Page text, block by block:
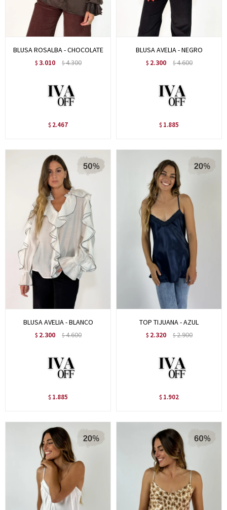
BLUSA ROSALBA - CHOCOLATE
$ 3.010 $4.300
$ 2.467
BLUSA AVELIA - NEGRO
$ 2.300 $4.600
$ 1.885
BLUSA AVELIA - BLANCO
$ 2.300 $4.600
$ 1.885
TOP TIJUANA - AZUL
$ 2.320 $2.900
$ 1.902